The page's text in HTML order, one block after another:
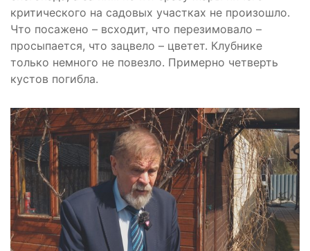
критического на садовых участках не произошло.
Что посажено – всходит, что перезимовало –
просыпается, что зацвело – цветет. Клубнике
только немного не повезло. Примерно четверть
кустов погибла.